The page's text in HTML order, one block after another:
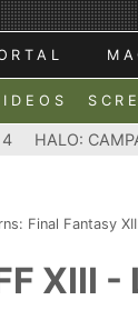
4 HALO:
Final Fantasy
XIII